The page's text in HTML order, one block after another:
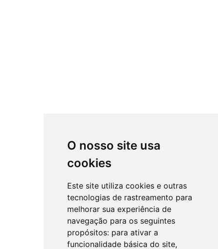
O nosso site usa
cookies
Este site utiliza cookies e outras
tecnologias de rastreamento para
melhorar sua experiência de
navegação para os seguintes
propósitos: para ativar a
funcionalidade básica do site,